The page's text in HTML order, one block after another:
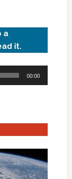
a
it.
00:00